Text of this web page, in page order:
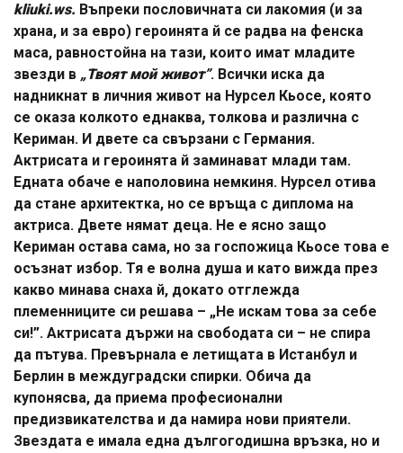
kliuki.ws. Въпреки пословичната си лакомия (и за
храна, и за евро) героинята й се радва на фенска
маса, равностойна на тази, които имат младите
звезди в „Твоят мой живот”. Всички иска да
надникнат в личния живот на Нурсел Кьосе, която
се оказа колкото еднаква, толкова и различна с
Кериман. И двете са свързани с Германия.
Актрисата и героинята й заминават млади там.
Едната обаче е наполовина немкиня. Нурсел отива
да стане архитектка, но се връща с диплома на
актриса. Двете нямат деца. Не е ясно защо
Кериман остава сама, но за госпожица Кьосе това е
осъзнат избор. Тя е волна душа и като вижда през
какво минава снаха й, докато отглежда
племенниците си решава – „Не искам това за себе
си!”. Актрисата държи на свободата си – не спира
да пътува. Превърнала е летищата в Истанбул и
Берлин в междуградски спирки. Обича да
купонясва, да приема професионални
предизвикателства и да намира нови приятели.
Звездата е имала една дългогодишна връзка, но и